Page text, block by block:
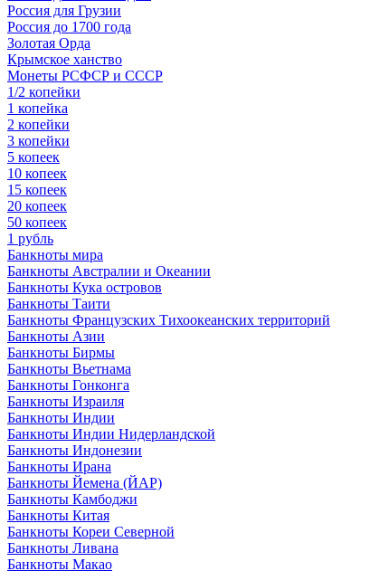
Россия для Грузии
Россия до 1700 года
Золотая Орда
Крымское ханство
Монеты РСФСР и СССР
1/2 копейки
1 копейка
2 копейки
3 копейки
5 копеек
10 копеек
15 копеек
20 копеек
50 копеек
1 рубль
Банкноты мира
Банкноты Австралии и Океании
Банкноты Кука островов
Банкноты Таити
Банкноты Французских Тихоокеанских территорий
Банкноты Азии
Банкноты Бирмы
Банкноты Вьетнама
Банкноты Гонконга
Банкноты Израиля
Банкноты Индии
Банкноты Индии Нидерландской
Банкноты Индонезии
Банкноты Ирана
Банкноты Йемена (ЙАР)
Банкноты Камбоджи
Банкноты Китая
Банкноты Кореи Северной
Банкноты Ливана
Банкноты Макао